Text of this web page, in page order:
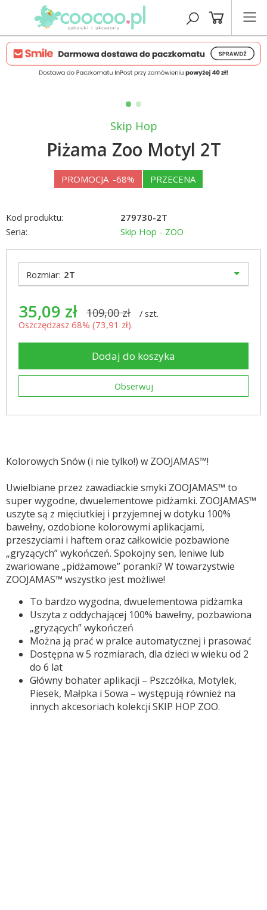
Skip Hop
Piżama Zoo Motyl 2T
PROMOCJA -68% PRZECENA
Kod produktu:
279730-2T
Seria:
Skip Hop - ZOO
Rozmiar: 2T
35,09 zł 109,00 zł / szt.
Oszczędzasz 68% (73,91 zł).
Dodaj do koszyka
Obserwuj
Kolorowych Snów (i nie tylko!) w ZOOJAMAS™!
Uwielbiane przez zawadiackie smyki ZOOJAMAS™ to
super wygodne, dwuelementowe pidżamki. ZOOJAMAS™
uszyte są z mięciutkiej i przyjemnej w dotyku 100%
bawełny, ozdobione kolorowymi aplikacjami,
przeszyciami i haftem oraz całkowicie pozbawione
„gryzących” wykończeń. Spokojny sen, leniwe lub
zwariowane „pidżamowe” poranki? W towarzystwie
ZOOJAMAS™ wszystko jest możliwe!
To bardzo wygodna, dwuelementowa pidżamka
Uszyta z oddychającej 100% bawełny, pozbawiona
„gryzących” wykończeń
Można ją prać w pralce automatycznej i prasować
Dostępna w 5 rozmiarach, dla dzieci w wieku od 2
do 6 lat
Główny bohater aplikacji – Pszczółka, Motylek,
Piesek, Małpka i Sowa – występują również na
innych akcesoriach kolekcji SKIP HOP ZOO.